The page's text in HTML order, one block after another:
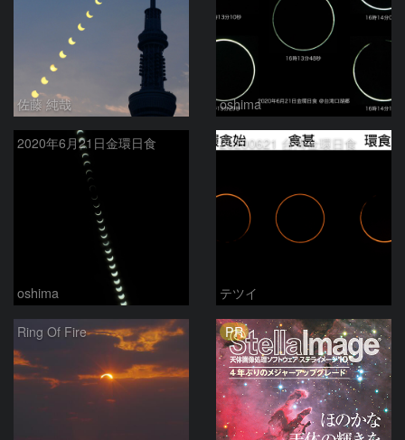
佐藤 純哉 oshima
2020年6月21日金環日食
oshima
20200621 台湾金環日食
テツイ
Ring Of Fire PR